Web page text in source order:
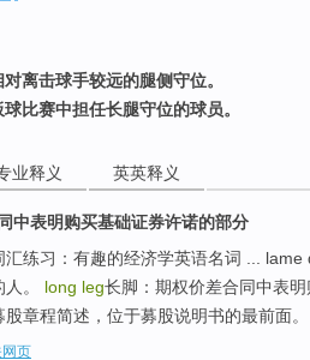
离击球手较远的腿侧守位。
比赛中担任长腿守位的球员。
业释义 英英释义
中表明购买基础证券许诺的部分
汇练习：有趣的经济学英语名词 ...
。 long leg长脚：期权价差合同中表
章程简述，位于募股说明书的最前面。
页